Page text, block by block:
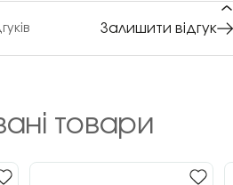
Залишити відгук
товари